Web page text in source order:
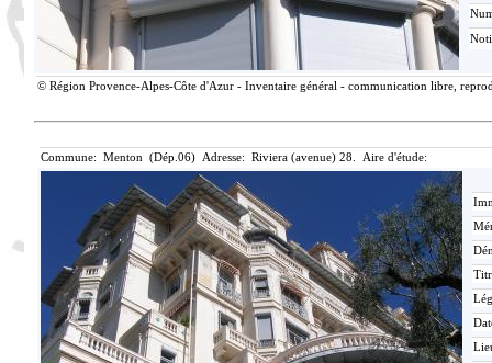
© Région Provence-Alpes-Côte d'Azur - Inventaire général - communication libre,
Commune: Menton (Dép.06) Adresse: Riviera (avenue) 28. Aire d'étude: